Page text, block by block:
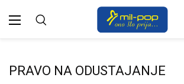
PRAVO NA ODUSTAJANJE